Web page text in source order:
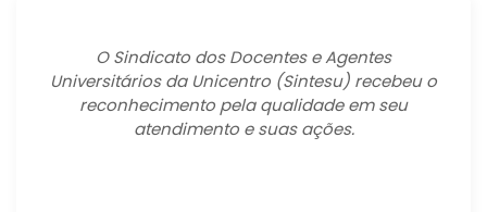
O Sindicato dos Docentes e Agentes
Universitários da Unicentro (Sintesu) recebeu o
reconhecimento pela qualidade em seu
atendimento e suas ações.